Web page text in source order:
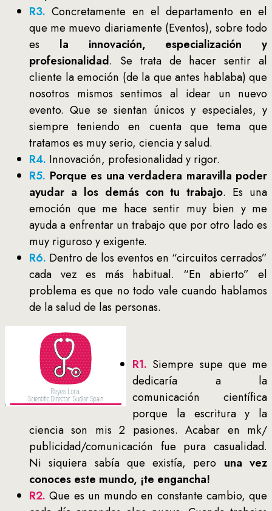
R3. Concretamente en el departamento en el
que me muevo diariamente (Eventos), sobre todo
es la innovación, especialización y
profesionalidad. Se trata de hacer sentir al
cliente la emoción (de la que antes hablaba) que
nosotros mismos sentimos al idear un nuevo
evento. Que se sientan únicos y especiales, y
siempre teniendo en cuenta que tema que
tratamos es muy serio, ciencia y salud.
R4. Innovación, profesionalidad y rigor.
R5. Porque es una verdadera maravilla poder
ayudar a los demás con tu trabajo. Es una
emoción que me hace sentir muy bien y me
ayuda a enfrentar un trabajo que por otro lado es
muy riguroso y exigente.
R6. Dentro de los eventos en “circuitos cerrados”
cada vez es más habitual. “En abierto” el
problema es que no todo vale cuando hablamos
de la salud de las personas.
R1. Siempre supe que me
dedicaría a la
comunicación científica
porque la escritura y la
ciencia son mis 2 pasiones. Acabar en mk/
publicidad/comunicación fue pura casualidad.
Ni siquiera sabía que existía, pero una vez
conoces este mundo, ¡te engancha!
R2. Que es un mundo en constante cambio, que